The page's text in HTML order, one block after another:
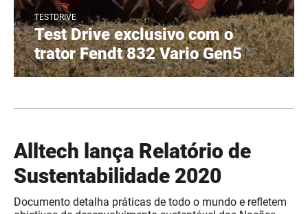
TESTDRIVE
Test Drive exclusivo com o
trator Fendt 832 Vario Gen5
Alltech lança Relatório de
Sustentabilidade 2020
Documento detalha práticas de todo o mundo e refletem